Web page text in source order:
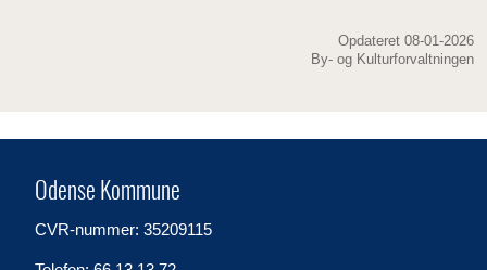
Opdateret 08-01-2026
By- og Kulturforvaltningen
Odense Kommune
CVR-nummer: 35209115